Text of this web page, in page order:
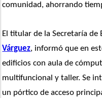
comunidad, ahorrando
El titular de la Secretaría de
Várguez, informó que en
edificios con aula de
multifuncional y taller. Se
un pórtico de acceso